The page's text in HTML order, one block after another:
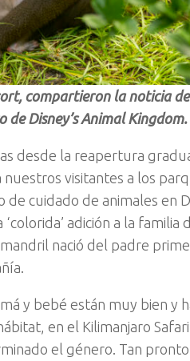
compartieron la noticia
Disney’s Animal Kingdom.
desde la reapertura
nuestros visitantes a los
cuidado de animales en
adición a la familia
nació del padre
y bebé están muy bien y
en el Kilimanjaro
el género. Tan